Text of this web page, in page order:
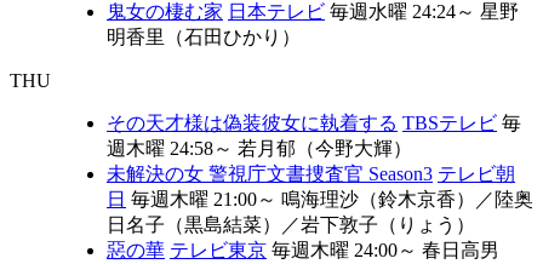
鬼女の棲む家 日本テレビ 毎週水曜 24:24～ 星野
明香里（石田ひかり）
THU
その天才様は偽装彼女に執着する TBSテレビ 毎
週木曜 24:58～ 若月郁（今野大輝）
未解決の女 警視庁文書捜査官 Season3 テレビ朝
日 毎週木曜 21:00～ 鳴海理沙（鈴木京香） ／ 陸奥
日名子（黒島結菜）
／岩下敦子（りょう）
惡の華 テレビ東京 毎週木曜 24:00～ 春日高男